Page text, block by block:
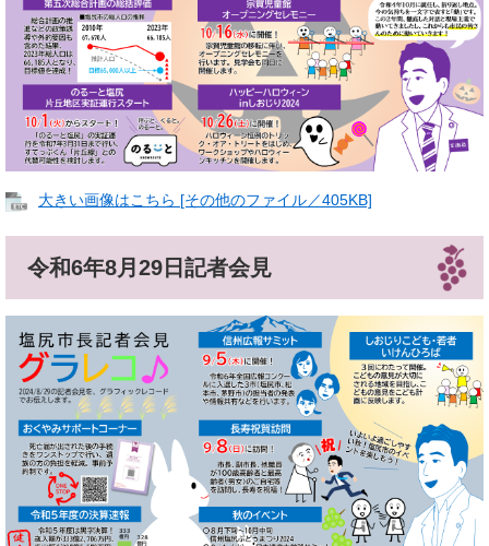
大きい画像はこちら [その他のファイル／405KB]
令和6年8月29日記者会見